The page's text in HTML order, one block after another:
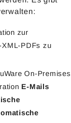
zur
PDFs zu
On-Premises
E-Mails